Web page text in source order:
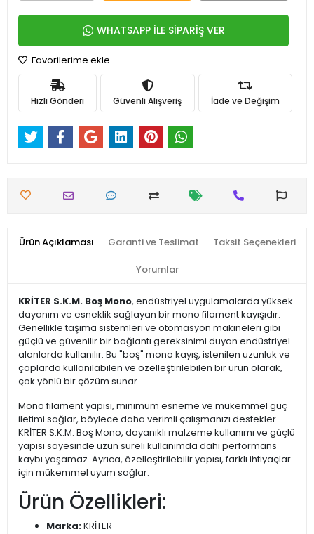
WHATSAPP İLE SİPARİŞ VER
Favorilerime ekle
Hızlı Gönderi Güvenli Alışveriş İade ve Değişim
Ürün Açıklaması Garanti ve Teslimat Taksit Seçenekleri
Yorumlar
KRİTER S.K.M. Boş Mono, endüstriyel uygulamalarda yüksek
dayanım ve esneklik sağlayan bir mono filament kayışıdır.
Genellikle taşıma sistemleri ve otomasyon makineleri gibi
güçlü ve güvenilir bir bağlantı gereksinimi duyan endüstriyel
alanlarda kullanılır. Bu "boş" mono kayış, istenilen uzunluk ve
çaplarda kullanılabilen ve özelleştirilebilen bir ürün olarak,
çok yönlü bir çözüm sunar.
Mono filament yapısı, minimum esneme ve mükemmel güç
iletimi sağlar, böylece daha verimli çalışmanızı destekler.
KRİTER S.K.M. Boş Mono, dayanıklı malzeme kullanımı ve güçlü
yapısı sayesinde uzun süreli kullanımda dahi performans
kaybı yaşamaz. Ayrıca, özelleştirilebilir yapısı, farklı ihtiyaçlar
için mükemmel uyum sağlar.
Ürün Özellikleri:
Marka:KRİTER